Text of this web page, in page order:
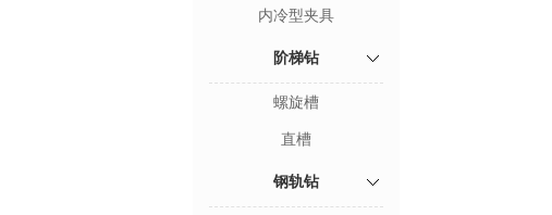
内冷型夹具
阶梯钻
螺旋槽
直槽
钢轨钻